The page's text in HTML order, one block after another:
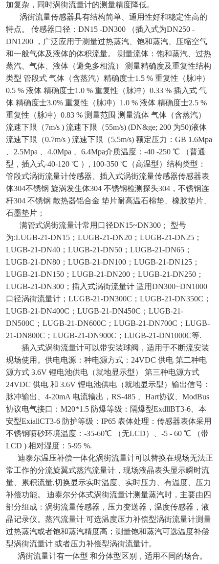
加复杂，同时涡街流量计的测量精度降低。
涡街流量传感器具有结构简单、通用性好和稳定性高的
特点。 传感器口径：DN15 -DN300 （插入式为DN250 -
DN1200 ，广泛应用于测量过热蒸汽、饱和蒸汽、压缩空气
和一般气体及液体的体积流量。 测量流体：饱和蒸汽、过热
蒸汽、气体、液体（避免多相流） 测量精确度及重复性结构
类型 管段式 气体（含蒸汽）精确度士1.5 % 重复性（脉冲）
0.5 % 液体 精确度士1.0 % 重复性（脉冲）0.33 % 插入式 气
体 精确度士3.0% 重复性（脉冲）1.0 % 液体 精确度士2.5 %
重复性（脉冲）0.83 % 测量范围 测量流体 气体（含蒸汽）
流速下限（7m/s ) 流速下限（55m/s) (DN&ge; 200 为50)液体
流速下限（0.7m/s ) 流速下限（5.5m/s) 额定压力：GB 1.6Mpa
、2.5Mpa 、4.0Mpa 、6.4Mpa介质温度：-40 -250 ℃ （普通
型，插入式-40-120 ℃ ）, 100-350 ℃（高温型）结构类型：
管段式涡街流量计传感器、插入式涡街流量传感器传感器表
体304不锈钢 旋涡发生体304 不锈钢检测探头304，不锈钢连
杆304 不锈钢 散热器铝合金 垫片耐高温石棉垫、橡胶垫片、
石墨垫片；
满管式涡街流量计常用口径DN15~DN300； 型号
为:LUGB-21-DN15；LUGB-21-DN20；LUGB-21-DN25；
LUGB-21-DN40；LUGB-21-DN50；LUGB-21-DN65；
LUGB-21-DN80；LUGB-21-DN100；LUGB-21-DN125；
LUGB-21-DN150；LUGB-21-DN200；LUGB-21-DN250；
LUGB-21-DN300；插入式涡街流量计 适用DN300~DN1000
口径涡街流量计；LUGB-21-DN300C；LUGB-21-DN350C；
LUGB-21-DN400C；LUGB-21-DN450C；LUGB-21-
DN500C；LUGB-21-DN600C；LUGB-21-DN700C；LUGB-
21-DN800C；LUGB-21-DN900C；LUGB-21-DN1000C等.
插入式涡街流量计可以带安装球阀，适用于不断流安装
现场使用。供电电源：种电源方式：24VDC 供电 第二种电
源方式 3.6V 锂电池供电（就地显示型） 第三种电源方式
24VDC 供电 和 3.6V 锂电池供电（就地显示型）输出信号：
脉冲输出、4-20mA 电流输出，RS-485 、Hart协议、ModBus
协议电气接口：M20*1.5 防爆等级：隔爆型ExdllBT3-6、本
安型ExiallCT3-6 防护等级：IP65 表体处理：传感器表体采用
不锈钢喷砂环境温度：-35-60℃ （无LCD）、-5 - 60 ℃ （带
LCD ) 相对湿度：5-95 %.
迪泰尔温压补偿一体化涡街流量计可以替换在现场无法正
常工作的分流旋翼式蒸汽流量计，现场液晶表头显示瞬时流
量、累积流量,切换显示实时温度、实时压力、有温度、压力
补偿功能。 迪泰尔分体式涡街流量计测量蒸汽时，主要由四
部分组成：涡街流量传感器，压力变送器，温度传感器，液
晶记录仪。蒸汽流量计 可选温度压力补偿型涡街流量计测量
过热蒸汽或者饱和蒸汽精度高；测量饱和蒸汽可选温度补偿
型涡街流量计 或者压力补偿型涡街流量计。
涡街流量计有一体型 和分体型区别，适用不同的场合。